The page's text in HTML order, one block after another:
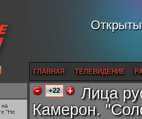
ГЛАВНАЯ ТЕЛЕВИДЕНИЕ
на
"Не
+22
Лица
Камерон.